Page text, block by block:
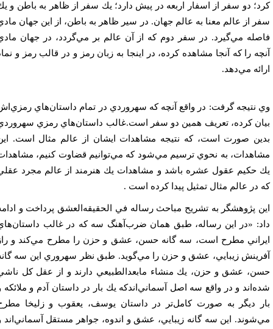
دو سفر از اسفار اربعه در پيش دارد؛ يك سفر از ظاهر به باطن و يك
از عالم معنا به عالم جهان. در سير ظاهر به باطن، از اين جهان مادي
مي‌گيرد. در سفر دوم كه از آن عالم بر مي‌گردد، در جهان مادي
را كه آنجا مشاهده كرده، در اينجا به زبان رمز و در قالب رمز و نماد
مي‌دهد.
نتيجه گرفت: در واقع آنچه كه سهروردي در تمام داستان‌هاي رمزي‌اش
كرده، تعريف همين دو سفر است.غالب داستان‌هاي رمزي سهروردي
صورت است، كه نتيجه مشاهدات ايشان از عالم مثال است. اين
به نحوي ترسيم مي‌شود كه مي‌توانيم قضاوت كنيم، مشاهدات
حكيم عقول عشره باشد و مشاهدات يك هنرمند از عالم مجرد عقلي
در عالم مثال تمثيل پيدا كرده است .
پژوهشگر به تشريح مباحث رساله في ا‌لحقيقه‌العشق پرداخت و ادامه
«در اين رساله، طبق همان ضرب‌آهنگ سه كه در غالب داستان‌هاي
مطرح است، سه گانه حسن، عشق و حزن را مطرح مي‌كند و راز
زيبايي، عشق و حزن را مي‌گويد. طبق نظر سهروري اين سه گانه
عشق و حزن، يك منشاء مابعدالطبيعي دارند و از عقل كل ناشي
و در واقع سه اصل آسماني‌اندكه يك بار در داستان آدم و ملائكه و
ديگر به صورت كامل‌تر در داستان يوسف، يعقوب و زليخا مطرح
اين سه گانه زيبايي، عشق و اندوه، جواهر مستقل آسماني‌اند و